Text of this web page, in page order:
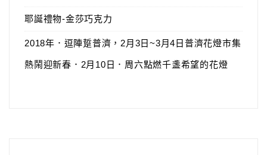
耶誕禮物-金莎巧克力
2018年．逗陣踅普濟，2月3日~3月4日普濟花燈市集
熱鬧迎新春．2月10日．周六點燃千盞希望的花燈